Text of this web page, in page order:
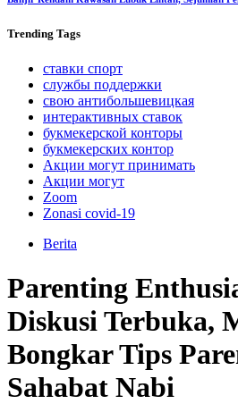
Trending Tags
ставки спорт
службы поддержки
свою антибольшевицкая
интерактивных ставок
букмекерской конторы
букмекерских контор
Акции могут принимать
Акции могут
Zoom
Zonasi covid-19
Berita
Parenting
Diskusi Terbuka,
Bongkar Tips
Sahabat Nabi